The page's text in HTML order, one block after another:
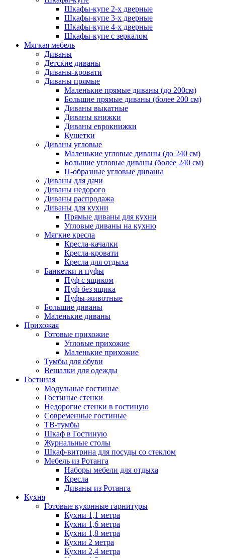
Шкафы-купе 2-х дверные
Шкафы-купе 3-х дверные
Шкафы-купе 4-х дверные
Шкафы-купе с зеркалом
Мягкая мебель
Диваны
Детские диваны
Диваны-кровати
Диваны прямые
Маленькие прямые диваны (до 200см)
Большие прямые диваны (более 200 см)
Диваны выкатные
Диваны книжки
Диваны еврокнижки
Кушетки
Диваны угловые
Маленькие угловые диваны (до 240 см)
Большие угловые диваны (более 240 см)
П-образные угловые диваны
Диваны для дачи
Диваны недорого
Диваны распродажа
Диваны для кухни
Прямые диваны для кухни
Угловые диваны на кухню
Мягкие кресла
Кресла-качалки
Кресла-кровати
Кресла для отдыха
Банкетки и пуфы
Пуф с ящиком
Пуф без ящика
Пуфы-животные
Большие диваны
Маленькие диваны
Прихожая
Готовые прихожие
Угловые прихожие
Маленькие прихожие
Тумбы для обуви
Вешалки для одежды
Гостиная
Модульные гостиные
Гостиные стенки
Недорогие стенки в гостиную
Современные гостиные
ТВ-тумбы
Шкаф в Гостиную
Журнальные столы
Шкаф-витрина для посуды со стеклом
Мебель из Ротанга
Наборы мебели для отдыха
Кресла
Диваны из Ротанга
Кухня
Готовые кухонные гарнитуры
Кухни 1,1 метра
Кухни 1,6 метра
Кухни 1,8 метра
Кухни 2 метра
Кухни 2,4 метра